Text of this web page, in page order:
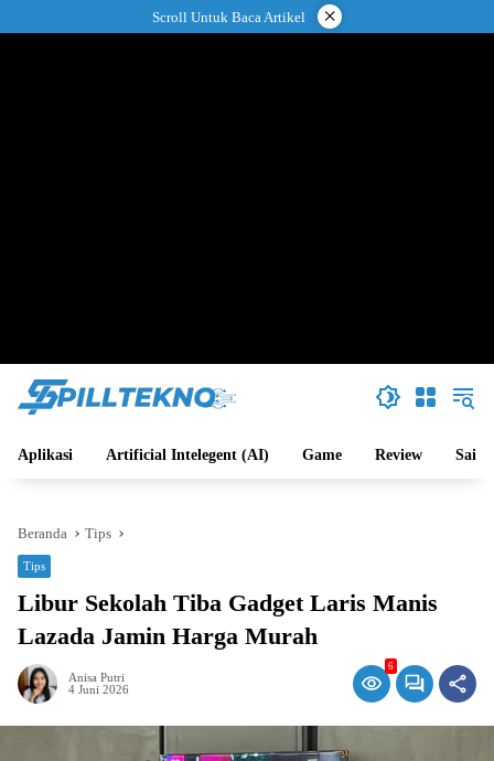
ke
Scroll Untuk Baca Artikel ×
Aplikasi Artificial Intelegent (AI) Game Review Sains
Beranda Tips
Tips
Libur Sekolah Tiba Gadget Laris Manis
Lazada Jamin Harga Murah
Anisa Putri
4 Juni 2026
6